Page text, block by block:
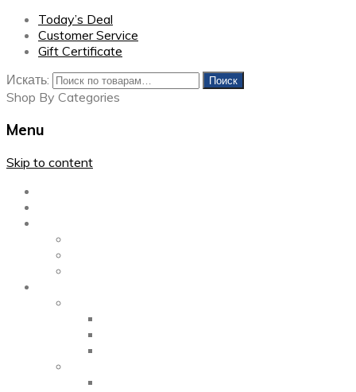
Today’s Deal
Customer Service
Gift Certificate
Искать:
Поиск
Shop By Categories
Menu
Skip to content